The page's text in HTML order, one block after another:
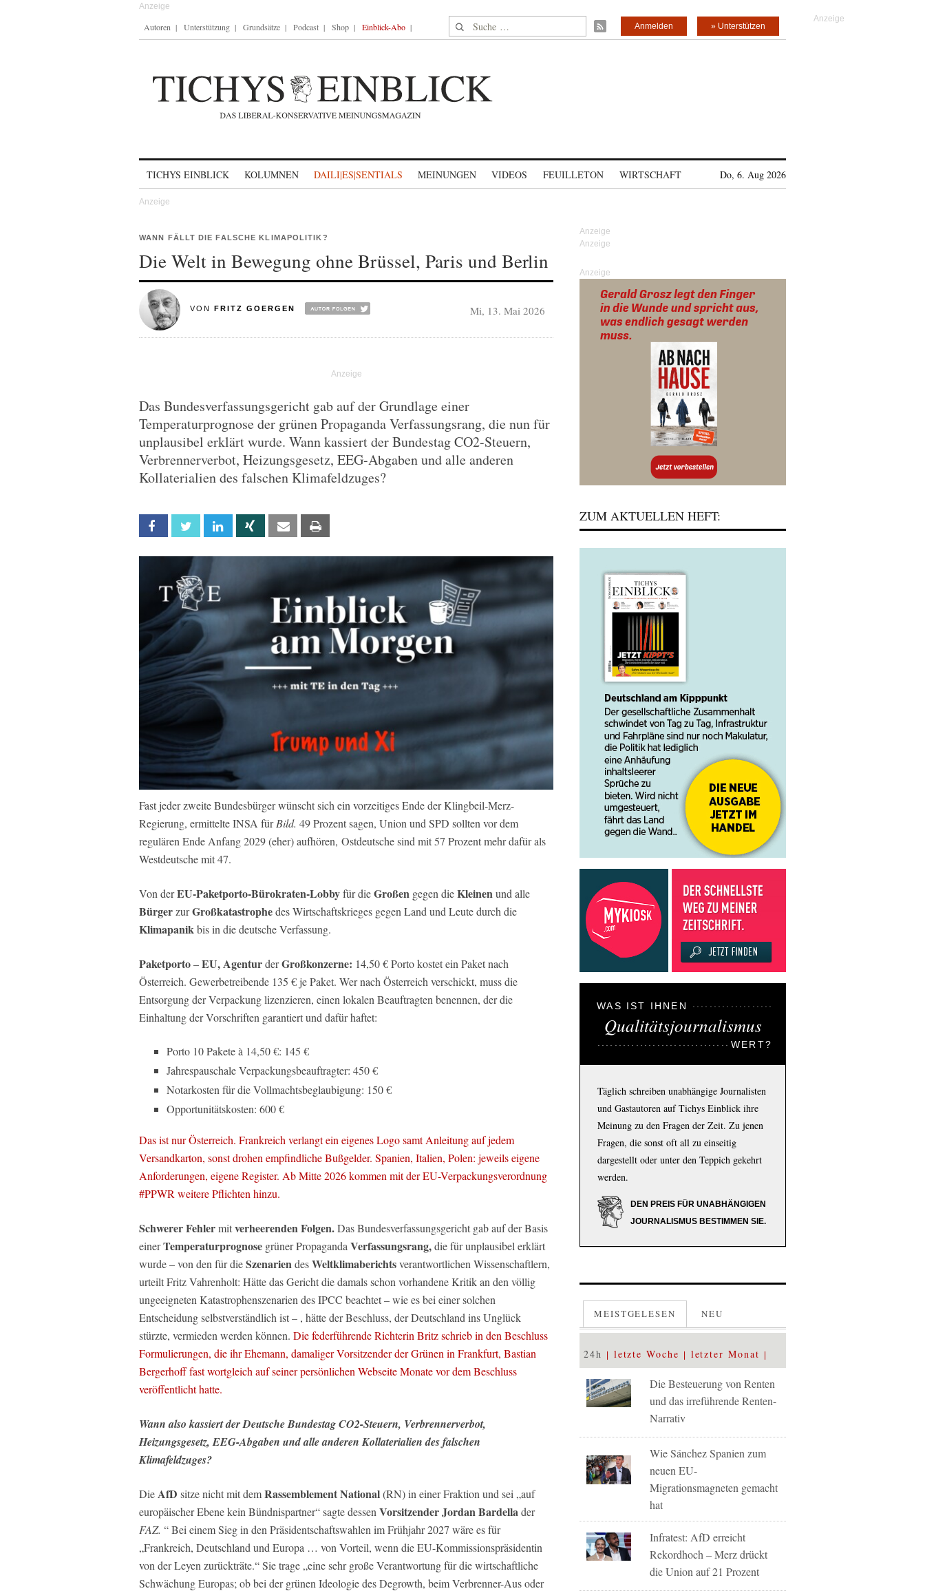
Autoren Unterstützung Grundsätze Podcast Shop Einblick-Abo Suche nach: » Unterstützen
Anmelden
TICHYS EINBLICK KOLUMNEN DAILI|ES|SENTIALS MEINUNGEN VIDEOS FEUILLETON WIRTSCHAFT Do, 6. Aug 2026
WANN FÄLLT DIE FALSCHE KLIMAPOLITIK?
Die Welt in Bewegung ohne Brüssel, Paris und Berlin
VON FRITZ GOERGEN Mi, 13. Mai 2026
Das Bundesverfassungsgericht gab auf der Grundlage einer
Temperaturprognose der grünen Propaganda Verfassungsrang, die nun für
unplausibel erklärt wurde. Wann kassiert der Bundestag CO2-Steuern,
Verbrennerverbot, Heizungsgesetz, EEG-Abgaben und alle anderen
Kollaterialien des falschen Klimafeldzuges?
Facebook Twitter Linkedin Xing Email
Fast jeder zweite Bundesbürger wünscht sich ein vorzeitiges Ende der Klingbeil-Merz-
Regierung, ermittelte INSA fürBild. 49 Prozent sagen, Union und SPD sollten vor dem
regulären Ende Anfang 2029 (eher) aufhören, Ostdeutsche sind mit 57 Prozent mehr dafür als
Westdeutsche mit 47.
Von derEU-Paketporto-Bürokraten-Lobbyfür dieGroßen gegen dieKleinenund alle
BürgerzurGroßkatastrophedes Wirtschaftskrieges gegen Land und Leute durch die
Klimapanikbis in die deutsche Verfassung.
Paketporto–EU, AgenturderGroßkonzerne: 14,50 € Porto kostet ein Paket nach
Österreich. Gewerbetreibende 135 € je Paket. Wer nach Österreich verschickt, muss die
Entsorgung der Verpackung lizenzieren, einen lokalen Beauftragten benennen, der die
Einhaltung der Vorschriften garantiert und dafür haftet:
Porto 10 Pakete à 14,50 €: 145 €
Jahrespauschale Verpackungsbeauftragter: 450 €
Notarkosten für die Vollmachtsbeglaubigung: 150 €
Opportunitätskosten: 600 €
Das ist nur Österreich. Frankreich verlangt ein eigenes Logo samt Anleitung auf jedem
Versandkarton, sonst drohen empfindliche Bußgelder. Spanien, Italien, Polen: jeweils eigene
Anforderungen, eigene Register. Ab Mitte 2026 kommen mit der EU-Verpackungsverordnung
#PPWR weitere Pflichten hinzu.
Schwerer Fehlermitverheerenden Folgen.Das Bundesverfassungsgericht gab auf der Basis
einerTemperaturprognose grüner Propaganda Verfassungsrang,die für unplausibel erklärt
wurde – von den für dieSzenariendesWeltklimaberichtsverantwortlichen Wissenschaftlern,
urteilt Fritz Vahrenholt: Hätte das Gericht die damals schon vorhandene Kritik an den völlig
ungeeigneten Katastrophenszenarien des IPCC beachtet – wie es bei einer solchen
Entscheidung selbstverständlich ist – , hätte der Beschluss, der Deutschland ins Unglück
stürzte, vermieden werden können. Die federführende Richterin Britz schrieb in den Beschluss
Formulierungen, die ihr Ehemann, damaliger Vorsitzender der Grünen in Frankfurt, Bastian
Bergerhoff fast wortgleich auf seiner persönlichen Webseite Monate vor dem Beschluss
veröffentlicht hatte.
Wann also kassiert der Deutsche Bundestag CO2-Steuern, Verbrennerverbot,
Heizungsgesetz, EEG-Abgaben und alle anderen Kollaterialien des falschen
Klimafeldzuges?
DieAfD sitze nicht mit demRassemblement National(RN) in einer Fraktion und sei „auf
europäischer Ebene kein Bündnispartner“ sagte dessen Vorsitzender Jordan Bardellader
FAZ. “ Bei einem Sieg in den Präsidentschaftswahlen im Frühjahr 2027 wäre es für
„Frankreich, Deutschland und Europa … von Vorteil, wenn die EU-Kommissionspräsidentin
von der Leyen zurückträte.“ Sie trage „eine sehr große Verantwortung für die wirtschaftliche
Schwächung Europas; ob bei der grünen Ideologie des Degrowth, beim Verbrenner-Aus oder
Anzeige
ZUM AKTUELLEN HEFT:
WAS IST IHNEN
Qualitätsjournalismus
WERT?
Täglich schreiben unabhängige Journalisten
und Gastautoren auf Tichys Einblick ihre
Meinung zu den Fragen der Zeit. Zu jenen
Fragen, die sonst oft all zu einseitig
dargestellt oder unter den Teppich gekehrt
werden.
DEN PREIS FÜR UNABHÄNGIGEN
JOURNALISMUS BESTIMMEN SIE.
MEISTGELESEN NEU
24h letzte Woche letzter Monat
Die Besteuerung von Renten
und das irreführende Renten-
Narrativ
Wie Sánchez Spanien zum
neuen EU-
Migrationsmagneten gemacht
hat
Infratest: AfD erreicht
Rekordhoch – Merz drückt
die Union auf 21 Prozent